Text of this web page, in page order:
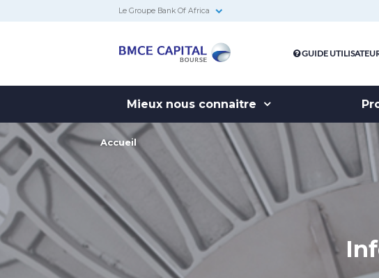
Le Groupe Bank Of Africa
Bourse
GUIDE
Mieux nous connaitre
Accueil